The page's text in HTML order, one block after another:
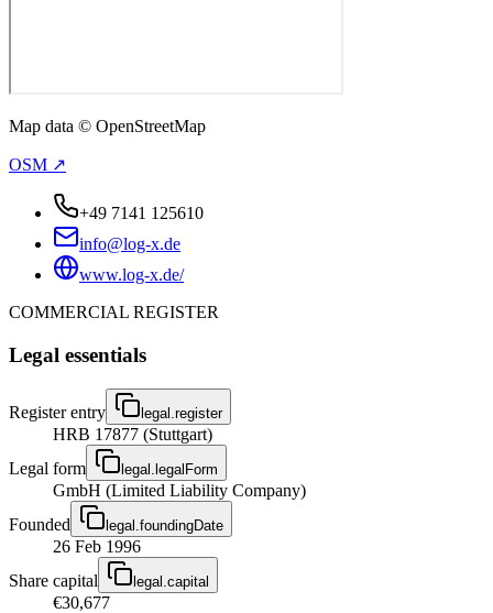
Map data © OpenStreetMap
OSM ↗
+49 7141 125610
info@log-x.de
www.log-x.de/
COMMERCIAL REGISTER
Legal essentials
Register entry legal.register
HRB 17877 (Stuttgart)
Legal form
legal.legalForm
GmbH (Limited Liability Company)
Founded
legal.foundingDate
26 Feb 1996
Share capital
legal.capital
€30,677